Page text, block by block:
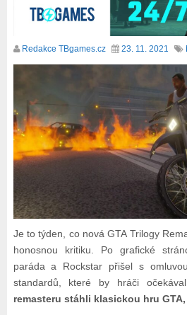
Redakce TBgames.cz 23. 11. 2021
Je to týden, co nová GTA Trilogy
honosnou kritiku. Po grafické
paráda a Rockstar přišel s
standardů, které by hráči
remasteru stáhli klasickou hru